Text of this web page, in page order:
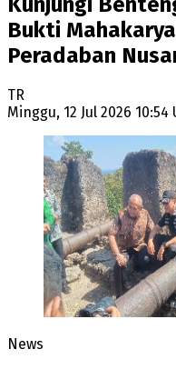
Bukti
Peradaban
TR
Minggu, 12 Jul 2026 10:54
News